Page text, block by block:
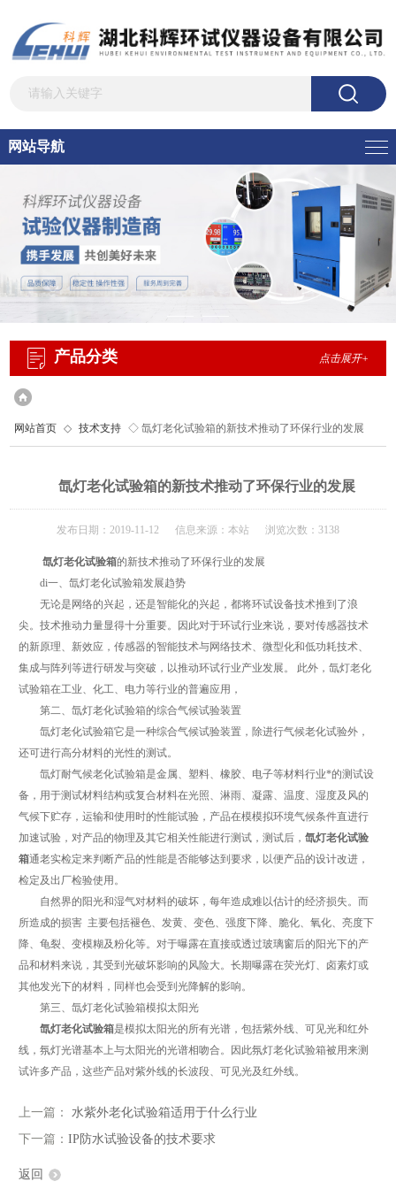
网站导航
产品分类 点击展开+
网站首页 ◇ 技术支持 ◇ 氙灯老化试验箱的新技术推动了环保行业的发展
氙灯老化试验箱的新技术推动了环保行业的发展
发布日期：2019-11-12 信息来源：本站 浏览次数：3138
氙灯老化试验箱的新技术推动了环保行业的发展
di一、氙灯老化试验箱发展趋势
无论是网络的兴起，还是智能化的兴起，都将环试设备技术推到了浪
尖。技术推动力量显得十分重要。因此对于环试行业来说，要对传感器技术
的新原理、新效应，传感器的智能技术与网络技术、微型化和低功耗技术、
集成与阵列等进行研发与突破，以推动环试行业产业发展。 此外，氙灯老化
试验箱在工业、化工、电力等行业的普遍应用，
第二、氙灯老化试验箱的综合气候试验装置
氙灯老化试验箱它是一种综合气候试验装置，除进行气候老化试验外，
还可进行高分材料的光性的测试。
氙灯耐气候老化试验箱是金属、塑料、橡胶、电子等材料行业*的测试设
备，用于测试材料结构或复合材料在光照、淋雨、凝露、温度、湿度及风的
气候下贮存，运输和使用时的性能试验，产品在模模拟环境气候条件直进行
加速试验，对产品的物理及其它相关性能进行测试，测试后，氙灯老化试验
箱通老实检定来判断产品的性能是否能够达到要求，以便产品的设计改进，
检定及出厂检验使用。
自然界的阳光和湿气对材料的破坏，每年造成难以估计的经济损失。而
所造成的损害 主要包括褪色、发黄、变色、强度下降、脆化、氧化、亮度下
降、龟裂、变模糊及粉化等。对于曝露在直接或透过玻璃窗后的阳光下的产
品和材料来说，其受到光破坏影响的风险大。长期曝露在荧光灯、卤素灯或
其他发光下的材料，同样也会受到光降解的影响。
第三、氙灯老化试验箱模拟太阳光
氙灯老化试验箱是模拟太阳光的所有光谱，包括紫外线、可见光和红外
线，氛灯光谱基本上与太阳光的光谱相吻合。因此氛灯老化试验箱被用来测
试许多产品，这些产品对紫外线的长波段、可见光及红外线。
上一篇：水紫外老化试验箱适用于什么行业
下一篇：IP防水试验设备的技术要求
返回